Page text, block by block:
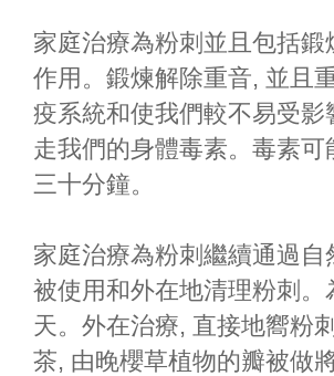
家庭治療為粉刺並且包括
作用。鍛煉解除重音, 並且
疫系統和使我們較不易受
走我們的身體毒素。毒素
三十分鐘。
家庭治療為粉刺繼續通過
被使用和外在地清理粉刺
天。外在治療, 直接地嚮粉
茶, 由晚櫻草植物的瓣被做